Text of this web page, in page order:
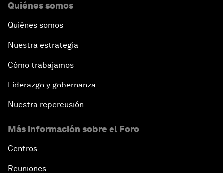
Quiénes somos
Quiénes somos
Nuestra estrategia
Cómo trabajamos
Liderazgo y gobernanza
Nuestra repercusión
Más información sobre el Foro
Centros
Reuniones